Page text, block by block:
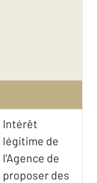
Intérêt
légitime de
l’Agence de
proposer des